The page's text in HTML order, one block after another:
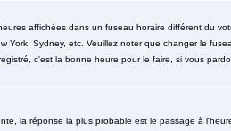
affichées dans un fuseau horaire différent du
Sydney, etc. Veuillez noter que changer le
c'est la bonne heure pour le faire, si vous
la réponse la plus probable est le passage à